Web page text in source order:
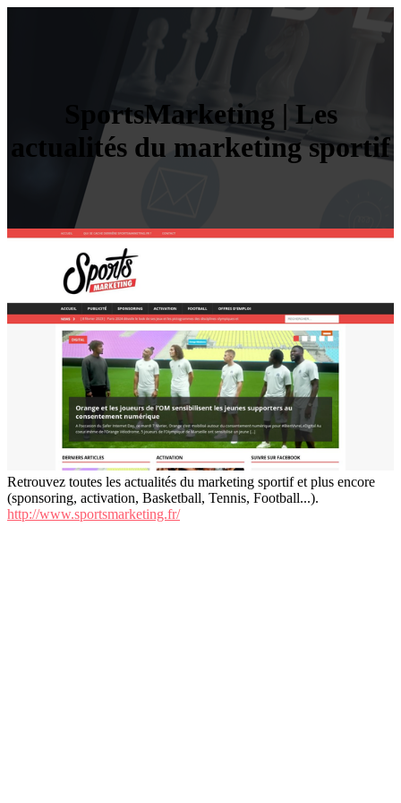
SportsMar­ke­ting | Les
actualités du marketing sportif
Retrouvez toutes les actualités du marketing sportif et plus encore
(sponsoring, activation, Basketball, Tennis, Football...).
http://www.sportsmarketing.fr/